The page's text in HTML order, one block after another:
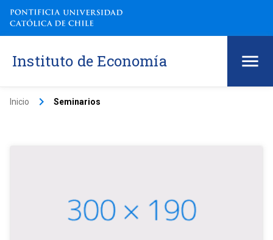
Instituto de Economía
Inicio keyboard_arrow_right Seminarios